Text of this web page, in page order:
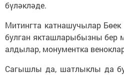
бүләкләде.
Митингта катнашучылар
булган якташларыбызны бер
алдылар, монументка
Сагышлы да, шатлыклы да